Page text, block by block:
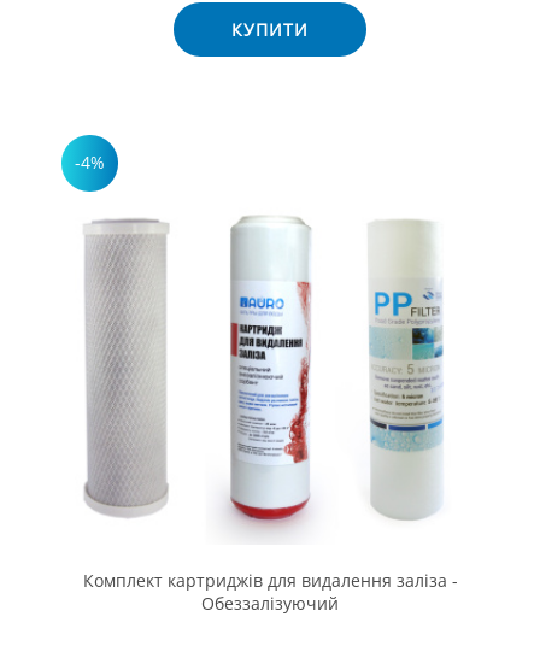
КУПИТИ
-4%
Комплект картриджів для видалення заліза -
Обеззалізуючий